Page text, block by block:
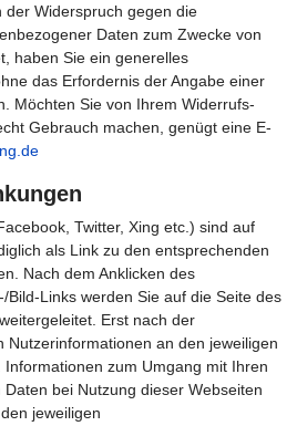
der Widerspruch gegen die
Daten zum Zwecke von
haben Sie ein generelles
das Erfordernis der Angabe einer
Möchten Sie von Ihrem Widerrufs-
Gebrauch machen, genügt eine E-
Twitter, Xing etc.) sind auf
als Link zu den entsprechenden
Nach dem Anklicken des
Bild-Links werden Sie auf die Seite des
Erst nach der
Nutzerinformationen an den jeweiligen
zum Umgang mit Ihren
bei Nutzung dieser Webseiten
jeweiligen